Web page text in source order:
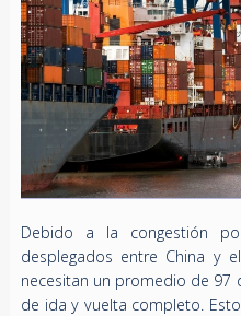
Debido a la congestión
desplegados entre China y
necesitan un promedio de 97
de ida y vuelta completo.